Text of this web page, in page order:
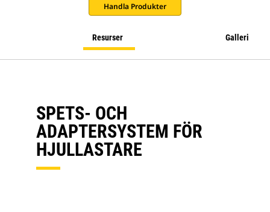
Handla Produkter
Resurser Galleri
SPETS- OCH
ADAPTERSYSTEM FÖR
HJULLASTARE